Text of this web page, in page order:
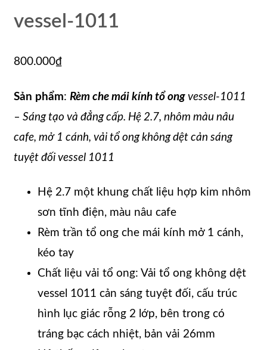
vessel-1011
800.000₫
Sản phẩm: Rèm che mái kính tổ ong vessel-1011
– Sáng tạo và đẳng cấp. Hệ 2.7, nhôm màu nâu
cafe, mở 1 cánh, vải tổ ong không dệt cản sáng
tuyệt đối vessel 1011
Hệ 2.7 một khung chất liệu hợp kim nhôm
sơn tĩnh điện, màu nâu cafe
Rèm trần tổ ong che mái kính mở 1 cánh,
kéo tay
Chất liệu vải tổ ong: Vải tổ ong không dệt
vessel 1011 cản sáng tuyệt đối, cấu trúc
hình lục giác rỗng 2 lớp, bên trong có
tráng bạc cách nhiệt, bản vải 26mm